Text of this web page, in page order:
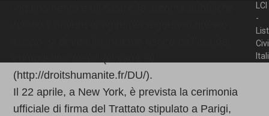
(http://droitshumanite.fr/DU/).
Il 22 aprile, a New York, è prevista la cerimonia
ufficiale di firma del Trattato stipulato a Parigi,
LCI
-